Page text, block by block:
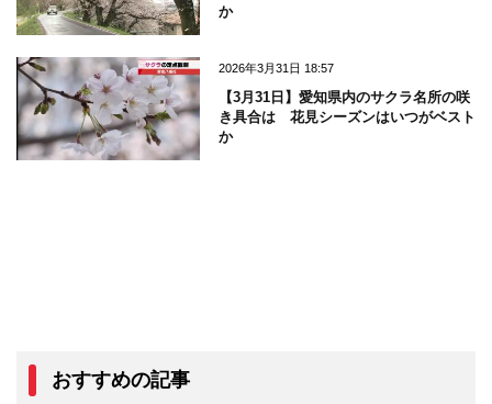
か
2026年3月31日 18:57
【3月31日】愛知県内のサクラ名所の咲
き具合は 花見シーズンはいつがベスト
か
おすすめの記事